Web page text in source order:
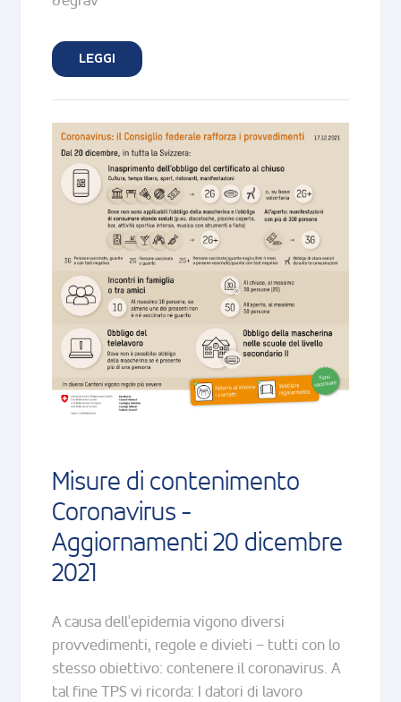
LEGGI
Misure di contenimento
Coronavirus -
Aggiornamenti 20 dicembre
2021
A causa dell'epidemia vigono diversi
provvedimenti, regole e divieti – tutti con lo
stesso obiettivo: contenere il coronavirus. A
tal fine TPS vi ricorda: I datori di lavoro